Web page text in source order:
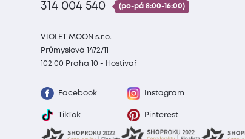
314 004 540
(po-pá 8:00-16:00)
VIOLET MOON s.r.o.
Průmyslová 1472/11
102 00 Praha 10 - Hostivař
Facebook Instagram
TikTok Pinterest